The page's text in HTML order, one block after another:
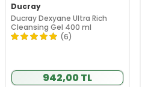
Ducray
Ducray Dexyane Ultra Rich
Cleansing Gel 400 ml
(6)
942,00 TL